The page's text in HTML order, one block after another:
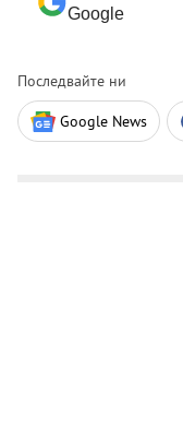
Google
Последвайте ни
Google News